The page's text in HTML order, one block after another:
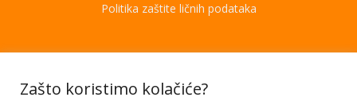
Politika zaštite ličnih podataka
Aplikacije
Zašto koristimo kolačiće?